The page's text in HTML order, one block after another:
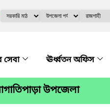
ঊর্ধ্বতন অফিস
উপজেলা